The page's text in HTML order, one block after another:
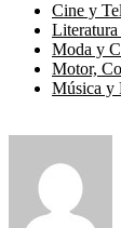
Cine y
Moda y
Motor,
Música y